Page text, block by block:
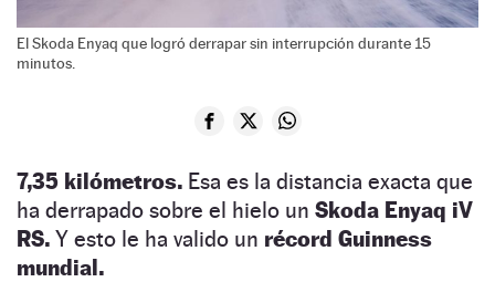
El Skoda Enyaq que logró derrapar sin interrupción durante 15
minutos.
7,35 kilómetros. Esa es la distancia exacta que
ha derrapado sobre el hielo un Skoda Enyaq iV
RS. Y esto le ha valido un récord Guinness
mundial.